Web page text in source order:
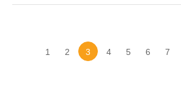
1 2 3 4 5 6 7